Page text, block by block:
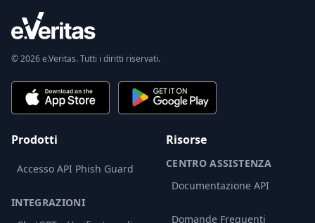
© 2026 e.Veritas. Tutti i diritti riservati.
Prodotti
Accesso API Phish Guard
INTEGRAZIONI
Risorse
CENTRO ASSISTENZA
Documentazione API
Domande Frequenti